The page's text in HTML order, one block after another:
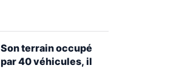
Son terrain occupé
par 40 véhicules, il